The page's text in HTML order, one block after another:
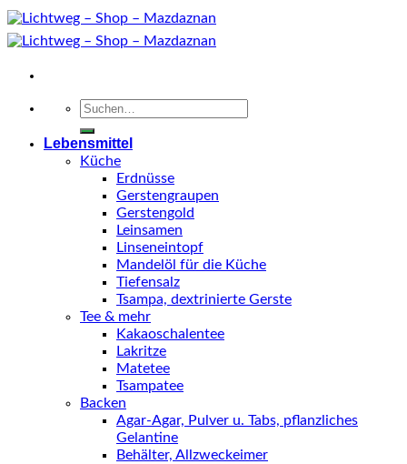
Zum
Inhalt
springen
Suche
Lebensmittel
Küche
Erdnüsse
Gerstengraupen
Gerstengold
Leinsamen
Linseneintopf
Mandelöl für die Küche
Tiefensalz
Tsampa, dextrinierte Gerste
Tee & mehr
Kakaoschalentee
Lakritze
Matetee
Tsampatee
Backen
Agar-Agar, Pulver u. Tabs, pflanzliches
Gelantine
Behälter, Allzweckeimer